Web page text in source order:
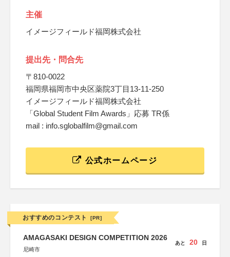
主催
イメージフィールド福岡株式会社
提出先・問合先
〒810-0022
福岡県福岡市中央区薬院3丁目13-11-250
イメージフィールド福岡株式会社
「Global Student Film Awards」応募 TR係
mail : info.sglobalfilm@gmail.com
公式ホームページ
おすすめのコンテスト [PR]
AMAGASAKI DESIGN COMPETITION 2026
尼崎市
あと 20 日